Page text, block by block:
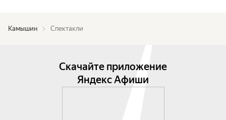
Камышин Спектакли
Скачайте приложение
Яндекс Афиши